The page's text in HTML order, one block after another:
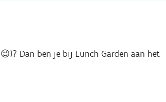
Dan ben je bij Lunch Garden aan het